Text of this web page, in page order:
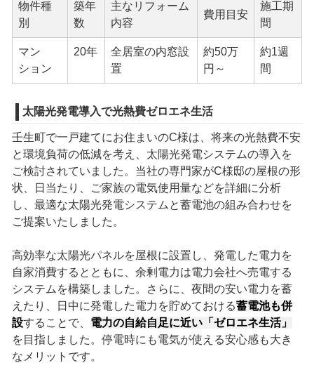
物件種
別
築年
数
主なリフォーム
内容
費用目安
施工期
間
マン
ション
20年
全居室の内窓設
置
約50万
円～
約1週
間
太陽光発電導入で光熱費ゼロエネ生活
壬生町で一戸建てにお住まいのC様は、将来の光熱費不安
と環境負荷の低減を考え、太陽光発電システムの導入を
ご検討されていました。当社の専門家がC様邸の屋根の形
状、日当たり、ご家族の電気使用量などを詳細に分析
し、最適な太陽光発電システムと蓄電池の組み合わせを
ご提案いたしました。
高効率な太陽光パネルを屋根に設置し、発電した電力を
自家消費するとともに、余剰電力は電力会社へ売電する
システムを構築しました。さらに、夜間の安い電力を蓄
えたり、日中に発電した電力を貯めておける蓄電池も併
設することで、 電力の自給自足に近い「ゼロエネ生活」
を目指しました。停電時にも電気が使える安心感も大き
なメリットです。